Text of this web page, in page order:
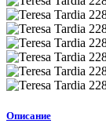
Описание